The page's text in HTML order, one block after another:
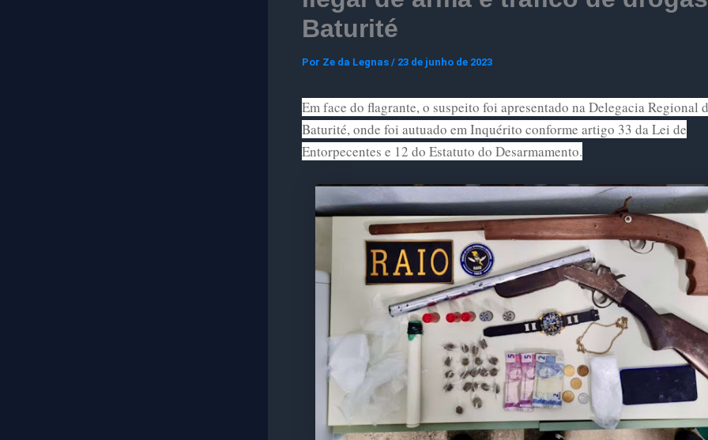
Baturité
Por Ze da Legnas / 23 de junho de 2023
Em face do flagrante, o suspeito foi apresentado na Delegacia Regional
Baturité, onde foi autuado em Inquérito conforme artigo 33 da Lei de
Entorpecentes e 12 do Estatuto do Desarmamento.